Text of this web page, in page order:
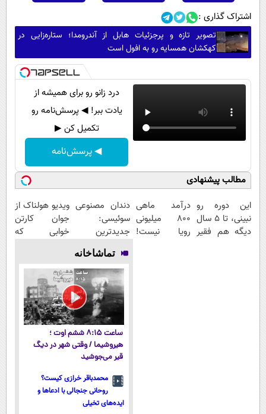
اشتراک گذاری :
تصویر تازه و پرجزئیات هابل از آندرومدا؛ ستاره‌زایی در
کهکشان همسایه رو به افول است
درد زانو رو برای همیشه از
یادت ببر! ◀ پرسش‌نامه رو
تکمیل کن ▶
◀ پرسش‌نامه
مطالب پیشنهادی
این دوره رو
نبینی، تا 5 سال
دیگه هم فقیر
درآمد ماهی
800 میلیونی
رویا نیست!
دندان مصنوعی
سوئیسی:
جدیدترین
فناوری اروپا،
سبک و مقاوم |
پرداخت قسطی
ویدیو هولناک از
جوان کارتن
خوابی که
تماشاخانه
ساعت ۸:۱۵ ششم اوت ؛
هیروشیما / وقتی شهر در دیگ
قیر می‌جوشید
محمدباقر خرازی کیست؟
روحانی جنجالی با ادعاها و
ایده‌های تخیلی